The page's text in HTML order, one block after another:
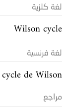
لغة كلزية
Wilson cycle
لغة فرنسية
cycle de Wilson
مراجع